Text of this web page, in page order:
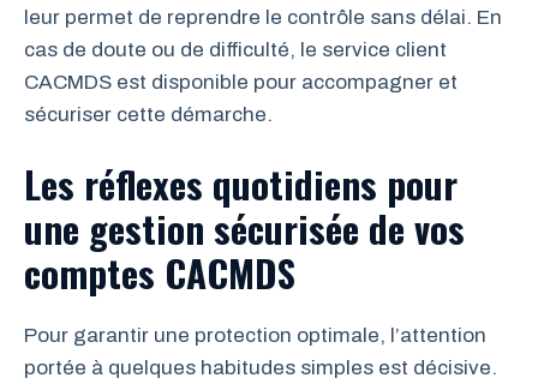
leur permet de reprendre le contrôle sans délai. En
cas de doute ou de difficulté, le service client
CACMDS est disponible pour accompagner et
sécuriser cette démarche.
Les réflexes quotidiens pour
une gestion sécurisée de vos
comptes CACMDS
Pour garantir une protection optimale, l’attention
portée à quelques habitudes simples est décisive.